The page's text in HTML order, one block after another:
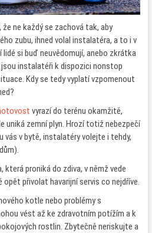
ne každý se zachová tak, aby
zubu, ihned volal instalatéra, a to i v
si buď neuvědomují, anebo zkrátka
jsou instalatéři k dispozici nonstop
Kdy se tedy vyplatí vzpomenout
vyrazí do terénu okamžitě,
uniká zemní plyn. Hrozí totiž nebezpečí
vás v bytě, instalatéry volejte i tehdy,
která proniká do zdiva, v němž vede
přivolat havarijní servis co nejdříve.
kotle nebo problémy s
vést až ke zdravotním potížím a k
rostlin. Zbytečně neriskujte a